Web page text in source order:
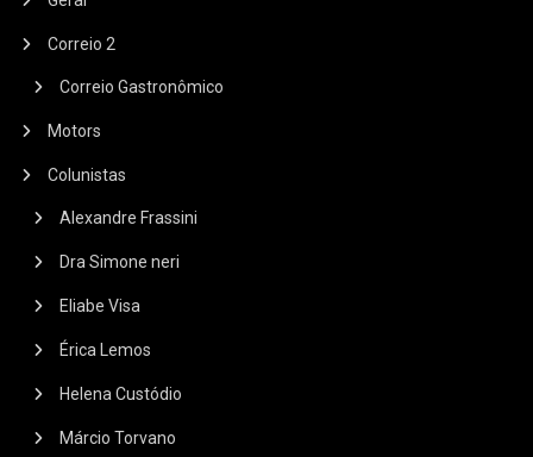
Correio 2
Correio Gastronômico
Motors
Colunistas
Alexandre Frassini
Dra Simone neri
Eliabe Visa
Érica Lemos
Helena Custódio
Márcio Torvano